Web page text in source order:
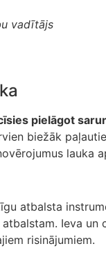
vadītājs
pielāgot
biežāk
lauka
atbalsta
Ieva
risinājumiem.